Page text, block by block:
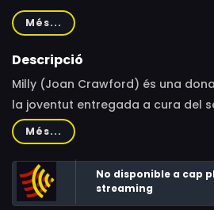
Greene, Ruth Donnelly, Shepperd
Jackson, Maxine Cooper, Marjorie
Dick Gordon
Més...
Descripció
Milly (Joan Crawford) és una
la joventut entregada a cura del
assisteix a un concert i s'enamora
Robertson), un home força més
mesos després de casar-se, Milly
(Vera Miles), l'antiga dona de Burt.
Més...
No disponible a cap
streaming